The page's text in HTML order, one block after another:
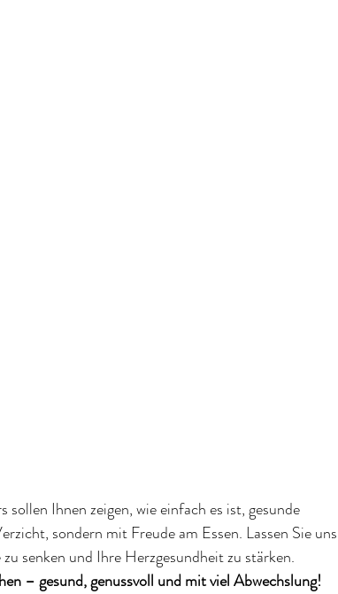
Ihnen zeigen, wie einfach es ist, gesunde
sondern mit Freude am Essen. Lassen Sie uns
senken und Ihre Herzgesundheit zu stärken.
– gesund, genussvoll und mit viel Abwechslung!